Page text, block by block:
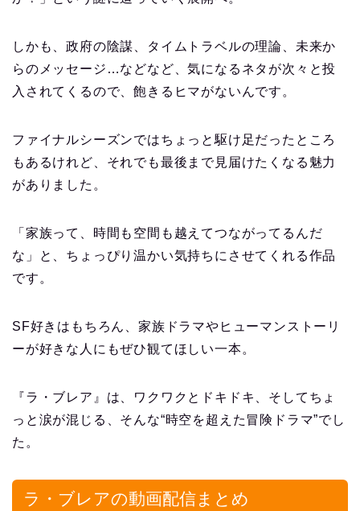
しかも、政府の陰謀、タイムトラベルの理論、未来か
らのメッセージ…などなど、気になるネタが次々と投
入されてくるので、飽きるヒマがないんです。
ファイナルシーズンではちょっと駆け足だったところ
もあるけれど、それでも最後まで見届けたくなる魅力
がありました。
「家族って、時間も空間も越えてつながってるんだ
な」と、ちょっぴり温かい気持ちにさせてくれる作品
です。
SF好きはもちろん、家族ドラマやヒューマンストーリ
ーが好きな人にもぜひ観てほしい一本。
『ラ・ブレア』は、ワクワクとドキドキ、そしてちょ
っと涙が混じる、そんな“時空を超えた冒険ドラマ”でし
た。
ラ・ブレアの動画配信まとめ